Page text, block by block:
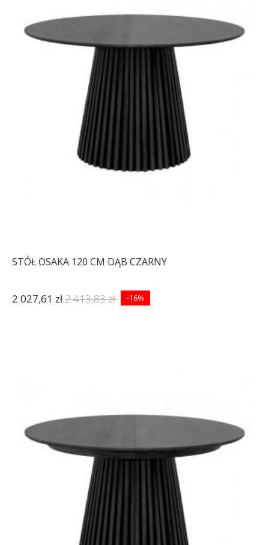
STÓŁ OSAKA 120 CM DĄB CZARNY
2 027,61 zł2 413,83 zł -16%